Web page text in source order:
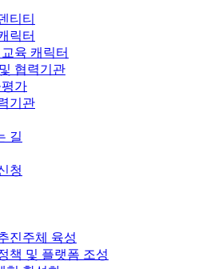
티티
릭터
육 캐릭터
협력기관
평가
기관
길
청
진주체 육성
책 및 플랫폼 조성